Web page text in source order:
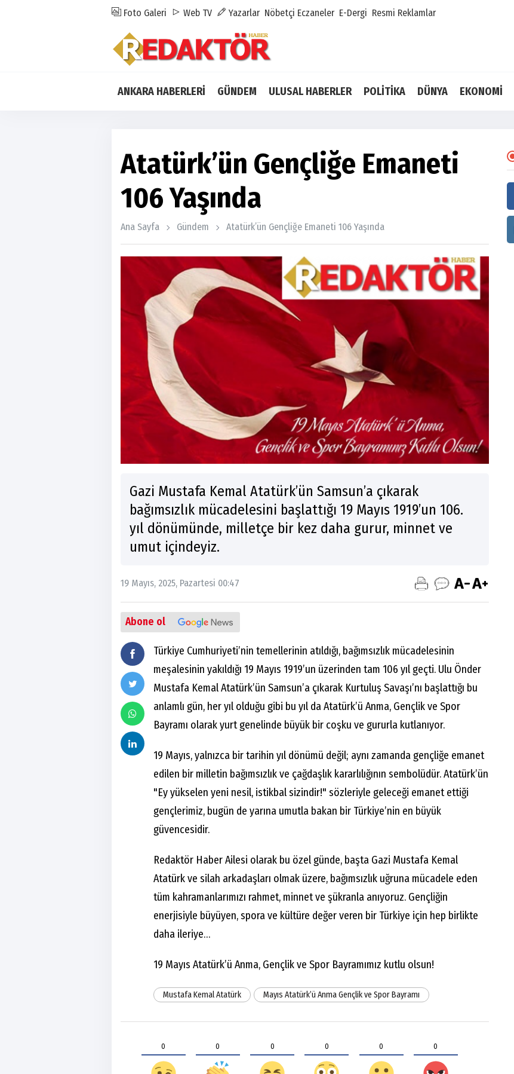
Foto Galeri Web TV Yazarlar Nöbetçi Eczaneler E-Dergi Resmi Reklamlar
ANKARA HABERLERİ GÜNDEM ULUSAL HABERLER POLİTİKA DÜNYA EKONOMİ
Atatürk’ün Gençliğe Emaneti
106 Yaşında
Ana Sayfa Gündem Atatürk’ün Gençliğe Emaneti 106 Yaşında
Gazi Mustafa Kemal Atatürk’ün Samsun’a çıkarak
bağımsızlık mücadelesini başlattığı 19 Mayıs 1919’un 106.
yıl dönümünde, milletçe bir kez daha gurur, minnet ve
umut içindeyiz.
19 Mayıs, 2025, Pazartesi 00:47
Abone ol
Türkiye Cumhuriyeti’nin temellerinin atıldığı, bağımsızlık mücadelesinin
meşalesinin yakıldığı 19 Mayıs 1919’un üzerinden tam 106 yıl geçti. Ulu Önder
Mustafa Kemal Atatürk’ün Samsun’a çıkarak Kurtuluş Savaşı’nı başlattığı bu
anlamlı gün, her yıl olduğu gibi bu yıl da Atatürk’ü Anma, Gençlik ve Spor
Bayramı olarak yurt genelinde büyük bir coşku ve gururla kutlanıyor.
19 Mayıs, yalnızca bir tarihin yıl dönümü değil; aynı zamanda gençliğe emanet
edilen bir milletin bağımsızlık ve çağdaşlık kararlılığının sembolüdür. Atatürk’ün
"Ey yükselen yeni nesil, istikbal sizindir!" sözleriyle geleceği emanet ettiği
gençlerimiz, bugün de yarına umutla bakan bir Türkiye’nin en büyük
güvencesidir.
Redaktör Haber Ailesi olarak bu özel günde, başta Gazi Mustafa Kemal
Atatürk ve silah arkadaşları olmak üzere, bağımsızlık uğruna mücadele eden
tüm kahramanlarımızı rahmet, minnet ve şükranla anıyoruz. Gençliğin
enerjisiyle büyüyen, spora ve kültüre değer veren bir Türkiye için hep birlikte
daha ileriye…
19 Mayıs Atatürk’ü Anma, Gençlik ve Spor Bayramımız kutlu olsun!
Mustafa Kemal Atatürk Mayıs Atatürk’ü Anma Gençlik ve Spor Bayramı
0 0 0 0 0 0